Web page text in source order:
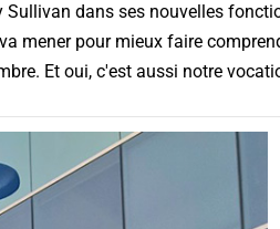
Sullivan dans ses nouvelles
mener pour mieux faire
Et oui, c'est aussi notre